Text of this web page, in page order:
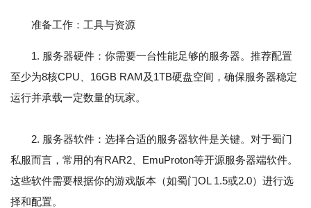
准备工作：工具与资源
1. 服务器硬件：你需要一台性能足够的服务器。推荐配置
至少为8核CPU、16GB RAM及1TB硬盘空间，确保服务器稳定
运行并承载一定数量的玩家。
2. 服务器软件：选择合适的服务器软件是关键。对于蜀门
私服而言，常用的有RAR2、EmuProton等开源服务器端软件。
这些软件需要根据你的游戏版本（如蜀门OL 1.5或2.0）进行选
择和配置。